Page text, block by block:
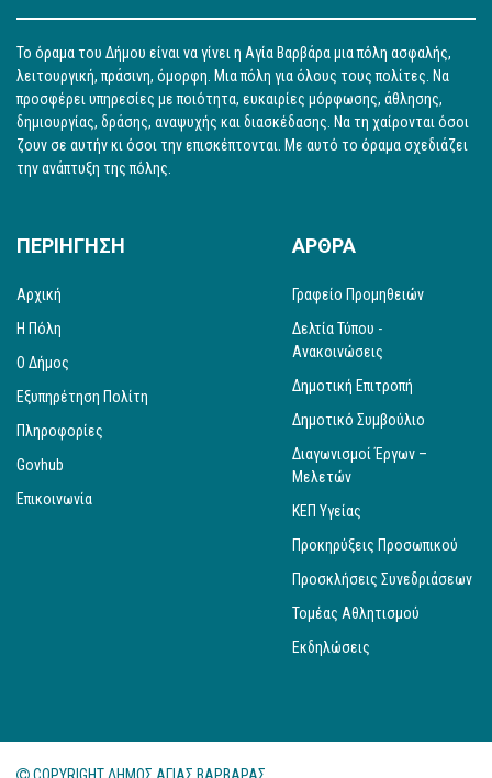
Το όραμα του Δήμου είναι να γίνει η Αγία Βαρβάρα μια πόλη ασφαλής,
λειτουργική, πράσινη, όμορφη. Μια πόλη για όλους τους πολίτες. Να
προσφέρει υπηρεσίες με ποιότητα, ευκαιρίες μόρφωσης, άθλησης,
δημιουργίας, δράσης, αναψυχής και διασκέδασης. Να τη χαίρονται όσοι
ζουν σε αυτήν κι όσοι την επισκέπτονται. Με αυτό το όραμα σχεδιάζει
την ανάπτυξη της πόλης.
ΠΕΡΙΗΓΗΣΗ
Αρχική
Η Πόλη
Ο Δήμος
Εξυπηρέτηση Πολίτη
Πληροφορίες
Govhub
Επικοινωνία
ΑΡΘΡΑ
Γραφείο Προμηθειών
Δελτία Τύπου -
Ανακοινώσεις
Δημοτική Επιτροπή
Δημοτικό Συμβούλιο
Διαγωνισμοί Έργων –
Μελετών
ΚΕΠ Υγείας
Προκηρύξεις Προσωπικού
Προσκλήσεις Συνεδριάσεων
Τομέας Αθλητισμού
Εκδηλώσεις
COPYRIGHT ΔΗΜΟΣ ΑΓΙΑΣ ΒΑΡΒΑΡΑΣ